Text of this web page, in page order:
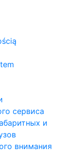
сервиса
и
внимания